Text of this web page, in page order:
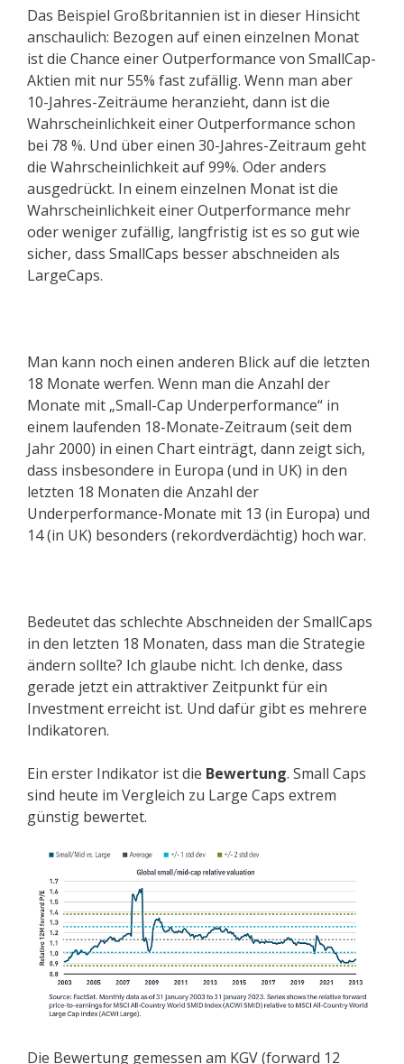
Das Beispiel Großbritannien ist in dieser Hinsicht
anschaulich: Bezogen auf einen einzelnen Monat
ist die Chance einer Outperformance von SmallCap-
Aktien mit nur 55% fast zufällig. Wenn man aber
10-Jahres-Zeiträume heranzieht, dann ist die
Wahrscheinlichkeit einer Outperformance schon
bei 78 %. Und über einen 30-Jahres-Zeitraum geht
die Wahrscheinlichkeit auf 99%. Oder anders
ausgedrückt. In einem einzelnen Monat ist die
Wahrscheinlichkeit einer Outperformance mehr
oder weniger zufällig, langfristig ist es so gut wie
sicher, dass SmallCaps besser abschneiden als
LargeCaps.
Man kann noch einen anderen Blick auf die letzten
18 Monate werfen. Wenn man die Anzahl der
Monate mit „Small-Cap Underperformance“ in
einem laufenden 18-Monate-Zeitraum (seit dem
Jahr 2000) in einen Chart einträgt, dann zeigt sich,
dass insbesondere in Europa (und in UK) in den
letzten 18 Monaten die Anzahl der
Underperformance-Monate mit 13 (in Europa) und
14 (in UK) besonders (rekordverdächtig) hoch war.
Bedeutet das schlechte Abschneiden der SmallCaps
in den letzten 18 Monaten, dass man die Strategie
ändern sollte? Ich glaube nicht. Ich denke, dass
gerade jetzt ein attraktiver Zeitpunkt für ein
Investment erreicht ist. Und dafür gibt es mehrere
Indikatoren.
Ein erster Indikator ist die Bewertung. Small Caps
sind heute im Vergleich zu Large Caps extrem
günstig bewertet.
Die Bewertung gemessen am KGV (forward 12